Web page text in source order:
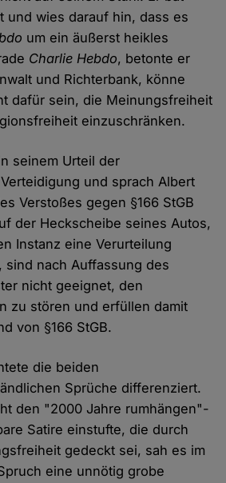
und wies darauf hin, dass es
um ein äußerst heikles
Charlie Hebdo, betonte er
und Richterbank, könne
dafür sein, die Meinungsfreiheit
einzuschränken.
seinem Urteil der
und sprach Albert
Verstoßes gegen §166 StGB
der Heckscheibe seines Autos,
Instanz eine Verurteilung
sind nach Auffassung des
nicht geeignet, den
zu stören und erfüllen damit
von §166 StGB.
die beiden
Sprüche differenziert.
den "2000 Jahre rumhängen"-
Satire einstufte, die durch
gedeckt sei, sah es im
eine unnötig grobe